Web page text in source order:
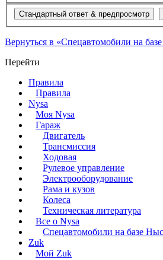
Вернуться в «Спецавтомобили на
Перейти
Правила
Правила
Nysa
Моя Nysa
Гараж
Двигатель
Трансмиссия
Ходовая
Рулевое управление
Электрооборудование
Рама и кузов
Колеса
Техническая литература
Все о Nysa
Спецавтомобили на базе
Zuk
Мой Zuk